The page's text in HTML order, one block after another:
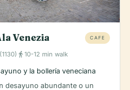
Venezia CAFE
(1130) directions_walk 10-12 min walk
y la bollería veneciana
desayuno abundante o un